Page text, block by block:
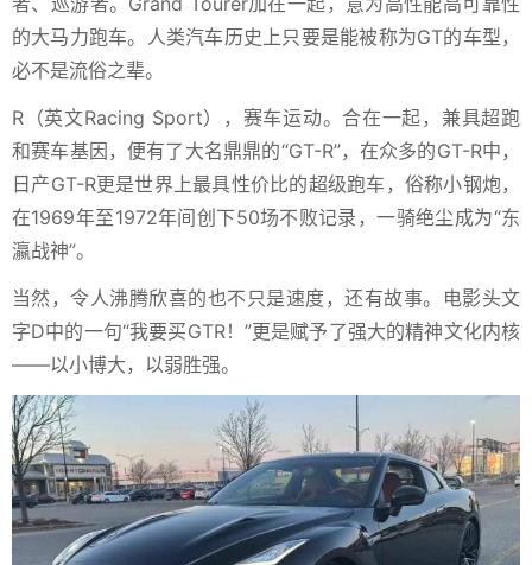
的大马力跑车。人类汽车历史上只要是能被称为GT的车型，
必不是流俗之辈。
R（英文Racing Sport），赛车运动。合在一起，兼具超跑
和赛车基因，便有了大名鼎鼎的“GT-R”，在众多的GT-R中，
日产GT-R更是世界上最具性价比的超级跑车，俗称小钢炮，
在1969年至1972年间创下50场不败记录，一骑绝尘成为“东
瀛战神”。
当然，令人沸腾欣喜的也不只是速度，还有故事。电影头文
字D中的一句“我要买GTR！”更是赋予了强大的精神文化内核
——以小博大，以弱胜强。